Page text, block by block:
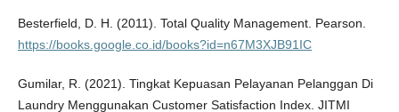
Besterfield, D. H. (2011). Total Quality Management. Pearson.
https://books.google.co.id/books?id=n67M3XJB91IC
Gumilar, R. (2021). Tingkat Kepuasan Pelayanan Pelanggan Di
Laundry Menggunakan Customer Satisfaction Index. JITMI